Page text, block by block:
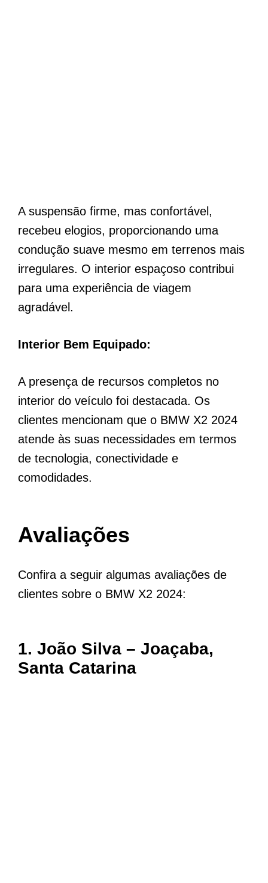
A suspensão firme, mas confortável,
recebeu elogios, proporcionando uma
condução suave mesmo em terrenos mais
irregulares. O interior espaçoso contribui
para uma experiência de viagem
agradável.
Interior Bem Equipado:
A presença de recursos completos no
interior do veículo foi destacada. Os
clientes mencionam que o BMW X2 2024
atende às suas necessidades em termos
de tecnologia, conectividade e
comodidades.
Avaliações
Confira a seguir algumas avaliações de
clientes sobre o BMW X2 2024:
1. João Silva – Joaçaba,
Santa Catarina